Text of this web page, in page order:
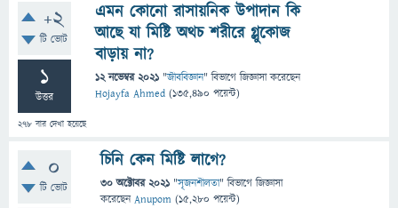
+2
টি ভোট
1
উত্তর
278 বার দেখা হয়েছে
এমন কোনো রাসায়নিক উপাদান কি
আছে যা মিষ্টি অথচ শরীরে গ্লুকোজ
বাড়ায় না?
12 নভেম্বর 2021 "জীববিজ্ঞান" বিভাগে জিজ্ঞাসাকরেছেন
Hojayfa Ahmed (135,490 পয়েন্ট)
0
টি ভোট
চিনি কেন মিষ্টি লাগে?
30 অক্টোবর 2021 "সৃজনশীলতা" বিভাগে জিজ্ঞাসা
করেছেনAnupom (15,280 পয়েন্ট)